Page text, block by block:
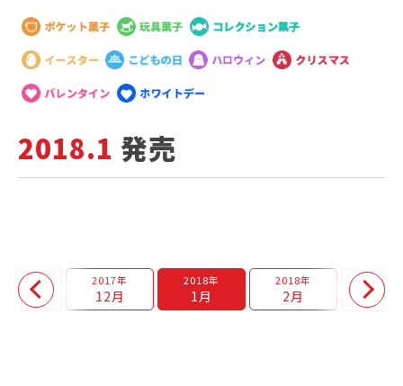
2018.1 発売
2017年
11月
2017年
12月
2018年
1月
2018年
2月
2018年
3月